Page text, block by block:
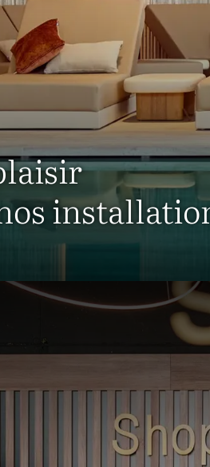
votre séjour, vous êtes
ou relaxant, découvrez nos